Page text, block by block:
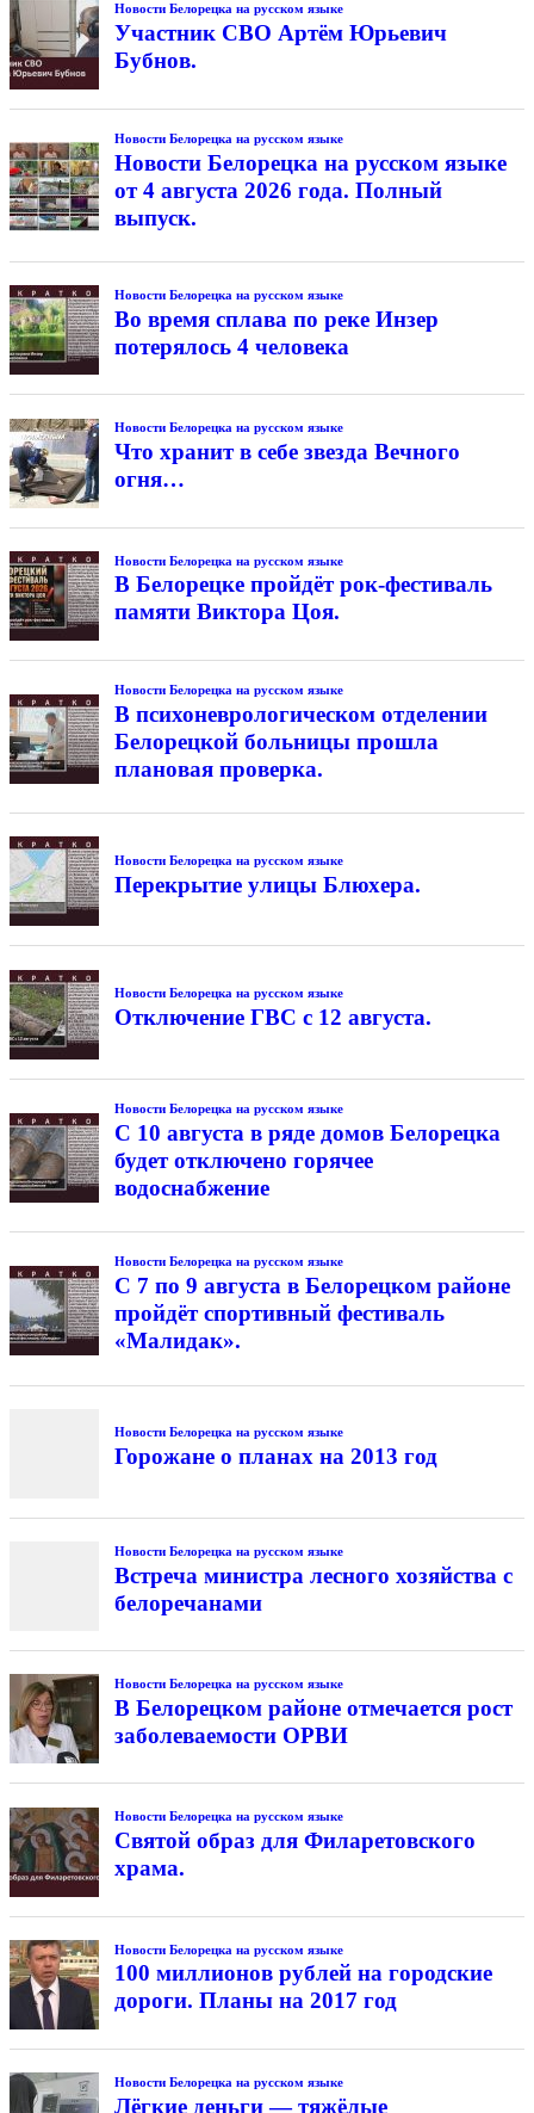
Новости Белорецка на русском языке
Участник СВО Артём Юрьевич
Бубнов.
Новости Белорецка на русском языке
Новости Белорецка на русском языке
от 4 августа 2026 года. Полный
выпуск.
Новости Белорецка на русском языке
Во время сплава по реке Инзер
потерялось 4 человека
Новости Белорецка на русском языке
Что хранит в себе звезда Вечного
огня…
Новости Белорецка на русском языке
В Белорецке пройдёт рок-фестиваль
памяти Виктора Цоя.
Новости Белорецка на русском языке
В психоневрологическом отделении
Белорецкой больницы прошла
плановая проверка.
Новости Белорецка на русском языке
Перекрытие улицы Блюхера.
Новости Белорецка на русском языке
Отключение ГВС с 12 августа.
Новости Белорецка на русском языке
С 10 августа в ряде домов Белорецка
будет отключено горячее
водоснабжение
Новости Белорецка на русском языке
С 7 по 9 августа в Белорецком районе
пройдёт спортивный фестиваль
«Малидак».
Новости Белорецка на русском языке
Горожане о планах на 2013 год
Новости Белорецка на русском языке
Встреча министра лесного хозяйства с
белоречанами
Новости Белорецка на русском языке
В Белорецком районе отмечается рост
заболеваемости ОРВИ
Новости Белорецка на русском языке
Святой образ для Филаретовского
храма.
Новости Белорецка на русском языке
100 миллионов рублей на городские
дороги. Планы на 2017 год
Новости Белорецка на русском языке
Лёгкие деньги — тяжёлые